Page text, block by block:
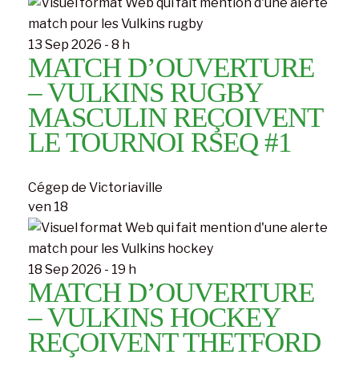
13 Sep 2026 - 8 h
MATCH D’OUVERTURE
– VULKINS RUGBY
MASCULIN REÇOIVENT
LE TOURNOI RSEQ #1
Cégep de Victoriaville
ven 18
18 Sep 2026 - 19 h
MATCH D’OUVERTURE
– VULKINS HOCKEY
REÇOIVENT THETFORD